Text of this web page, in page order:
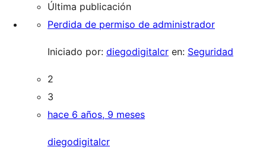
Última publicación
Perdida de permiso de administrador
Iniciado por: diegodigitalcr en: Seguridad
2
3
hace 6 años, 9 meses
diegodigitalcr